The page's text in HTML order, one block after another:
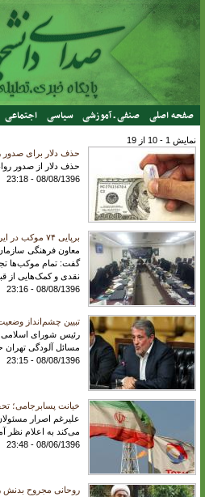
صفحه اصلی صنفی ـ آموزشی سیاسی اجتماعی
نمایش 1 - 10 از 19
حذف دلار برای صدور
حذف دلار از صدور
08/08/1396 - 23:18
برپایی ۷۴ موکب در ایران و عراق برای زائران امام حسین (ع) / خدمت‌رسانی فرهنگی ۲۰ خیمه معرفت با حضور روحانیون ایرانی
گفت: تمام موکب‌ها
نقدی و کمک‌هایی از
08/08/1396 - 23:16
تبیین چشم‌انداز وضعیت حمل و نقل عمومی پایتخت /
رئیس شورای اسلامی
مسائل آلودگی تهران
08/08/1396 - 23:15
خیانت پسابرجامی؛
علیرغم اصرار
می‌کند به اعلام نظر
08/06/1396 - 23:48
روحانی مجروح